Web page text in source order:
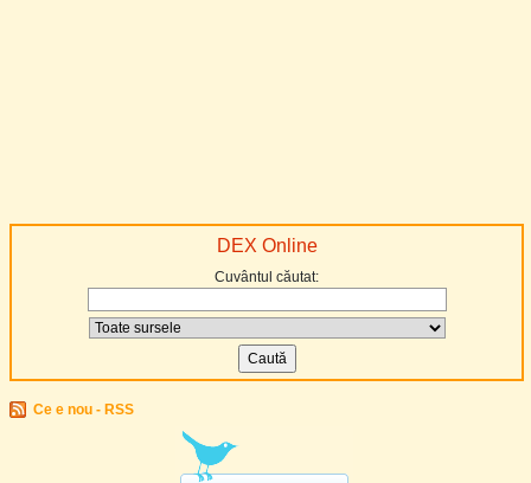
DEX Online
Cuvântul căutat:
Ce e nou - RSS